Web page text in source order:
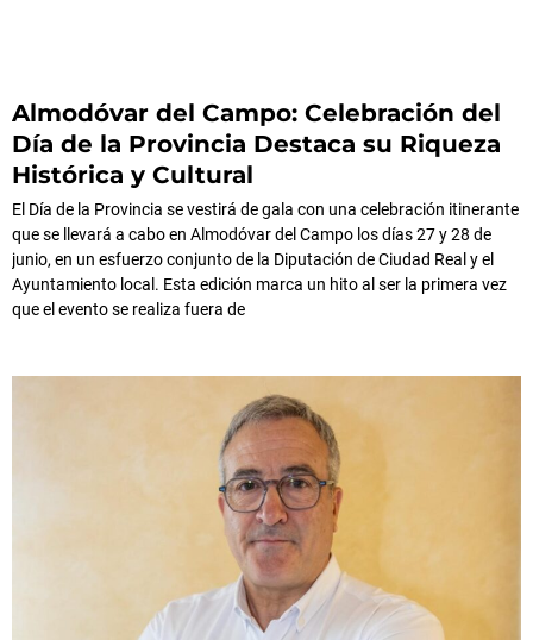
Almodóvar del Campo: Celebración del
Día de la Provincia Destaca su Riqueza
Histórica y Cultural
El Día de la Provincia se vestirá de gala con una celebración itinerante
que se llevará a cabo en Almodóvar del Campo los días 27 y 28 de
junio, en un esfuerzo conjunto de la Diputación de Ciudad Real y el
Ayuntamiento local. Esta edición marca un hito al ser la primera vez
que el evento se realiza fuera de